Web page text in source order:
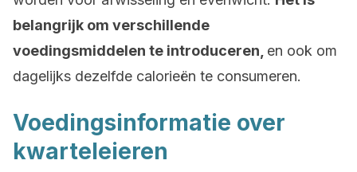
belangrijk om verschillende
voedingsmiddelen te introduceren, en ook om
dagelijks dezelfde calorieën te consumeren.
Voedingsinformatie over
kwarteleieren